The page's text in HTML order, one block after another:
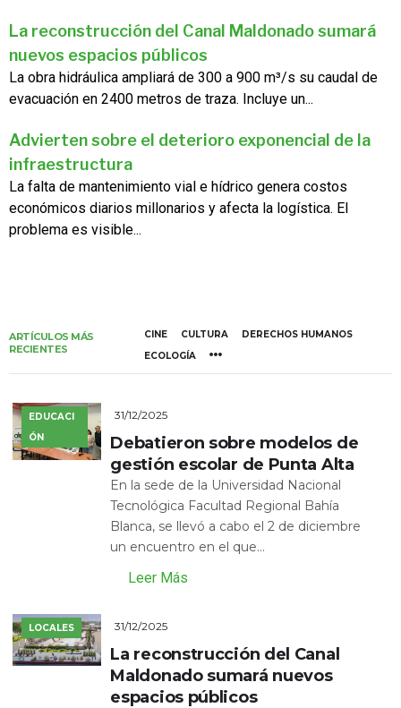
La reconstrucción del Canal Maldonado sumará
nuevos espacios públicos
La obra hidráulica ampliará de 300 a 900 m³/s su caudal de
evacuación en 2400 metros de traza. Incluye un...
Advierten sobre el deterioro exponencial de la
infraestructura
La falta de mantenimiento vial e hídrico genera costos
económicos diarios millonarios y afecta la logística. El
problema es visible...
ARTÍCULOS MÁS
RECIENTES
CINE CULTURA
DERECHOS HUMANOS
ECOLOGÍA
EDUCACI
ÓN
31/12/2025
Debatieron sobre modelos de
gestión escolar de Punta Alta
En la sede de la Universidad Nacional
Tecnológica Facultad Regional Bahía
Blanca, se llevó a cabo el 2 de diciembre
un encuentro en el que...
Leer Más
LOCALES 31/12/2025
La reconstrucción del Canal
Maldonado sumará nuevos
espacios públicos